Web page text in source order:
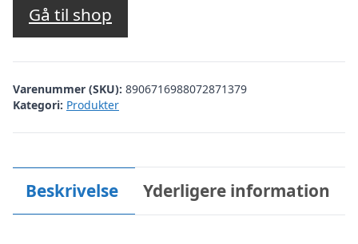
Gå til shop
Varenummer (SKU): 8906716988072871379
Kategori: Produkter
Beskrivelse Yderligere information